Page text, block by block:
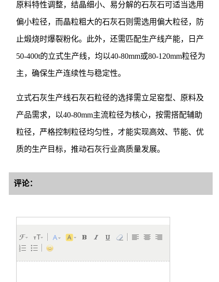
原料特性调整，结晶细小、易分解的石灰石可适当选用
偏小粒径，而晶粒粗大的石灰石则需选用偏大粒径，防
止煅烧时爆裂粉化。此外，还需匹配生产线产能，日产
50-400t的立式生产线，均以40-80mm或80-120mm粒径为
主，确保生产连续性与稳定性。
立式石灰生产线石灰石粒径的选择需立足窑型、原料及
产品需求，以40-80mm主流粒径为核心，按需搭配辅助
粒径，严格控制粒径均匀性，才能实现高效、节能、优
质的生产目标，推动石灰行业高质量发展。
评论：